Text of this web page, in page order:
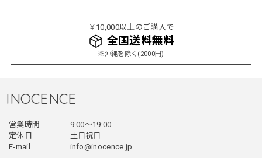
￥10,000以上のご購入で
全国送料無料
※沖縄を除く(2000円)
2025/12/24
レッドめちゃくちゃカッコイイし可愛いです！こういうのっ
てあまり他のお店で売ってないようなデザインだと思うので
買って良かったです！！ただ写真の通り袖の方が明らかに長
ブラック/L
2025/12/24
INOCENCE
営業時間
9:00〜19:00
定休日
土日祝日
E-mail
info@inocence.jp